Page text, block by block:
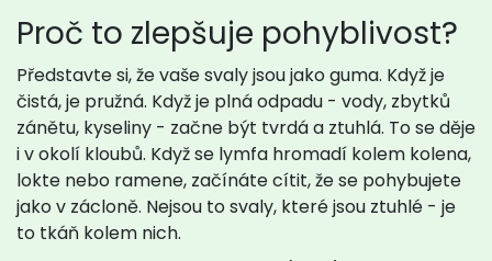
Proč to zlepšuje pohyblivost?
Představte si, že vaše svaly jsou jako guma. Když je
čistá, je pružná. Když je plná odpadu - vody, zbytků
zánětu, kyseliny - začne být tvrdá a ztuhlá. To se děje
i v okolí kloubů. Když se lymfa hromadí kolem kolena,
lokte nebo ramene, začínáte cítit, že se pohybujete
jako v zácloně. Nejsou to svaly, které jsou ztuhlé - je
to tkáň kolem nich.